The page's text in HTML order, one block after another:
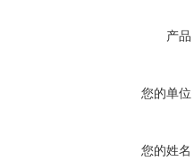
产品
您的单位
您的姓名